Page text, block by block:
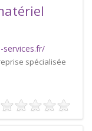
spécialisée